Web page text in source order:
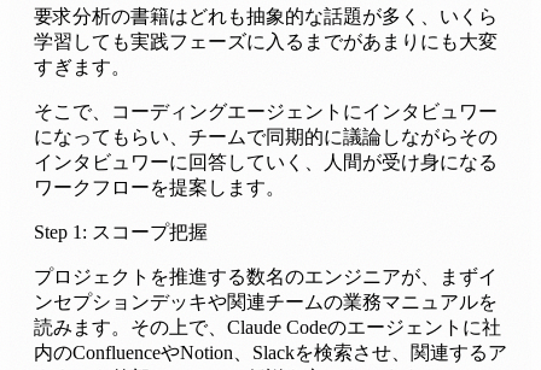
要求分析の書籍はどれも抽象的な話題が多く、いくら
学習しても実践フェーズに入るまでがあまりにも大変
すぎます。
そこで、コーディングエージェントにインタビュワー
になってもらい、チームで同期的に議論しながらその
インタビュワーに回答していく、人間が受け身になる
ワークフローを提案します。
Step 1: スコープ把握
プロジェクトを推進する数名のエンジニアが、まずイ
ンセプションデッキや関連チームの業務マニュアルを
読みます。その上で、Claude Codeのエージェントに社
内のConfluenceやNotion、Slackを検索させ、関連するア